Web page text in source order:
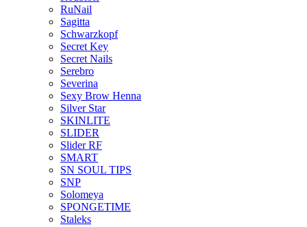
RuNail
Sagitta
Schwarzkopf
Secret Key
Secret Nails
Serebro
Severina
Sexy Brow Henna
Silver Star
SKINLITE
SLIDER
Slider RF
SMART
SN SOUL TIPS
SNP
Solomeya
SPONGETIME
Staleks